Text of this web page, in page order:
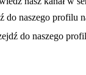
- otwiera się w nowej karcie
nowej karcie
do naszego profilu
- otwiera się w nowej karcie
do naszego